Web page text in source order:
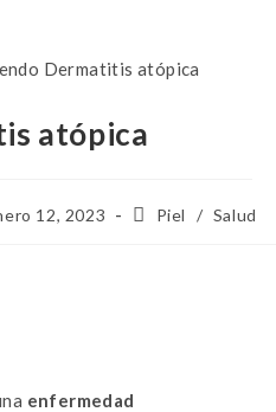
atópica
12, 2023 Piel / Salud
enfermedad